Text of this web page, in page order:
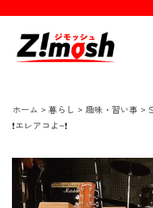
ホーム > 暮らし > 趣味・習い事 >
❗エレアコよ~❗